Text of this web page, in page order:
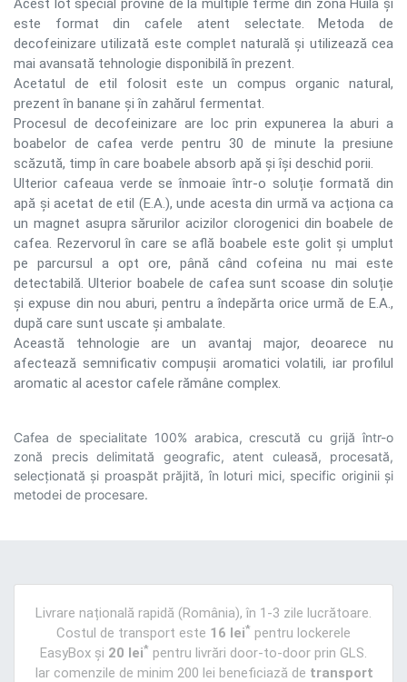
Acest lot special provine de la multiple ferme din zona Huila și
este format din cafele atent selectate. Metoda de
decofeinizare utilizată este complet naturală și utilizează cea
mai avansată tehnologie disponibilă în prezent.
Acetatul de etil folosit este un compus organic natural,
prezent în banane și în zahărul fermentat.
Procesul de decofeinizare are loc prin expunerea la aburi a
boabelor de cafea verde pentru 30 de minute la presiune
scăzută, timp în care boabele absorb apă și își deschid porii.
Ulterior cafeaua verde se înmoaie într-o soluție formată din
apă și acetat de etil (E.A.), unde acesta din urmă va acționa ca
un magnet asupra sărurilor acizilor clorogenici din boabele de
cafea. Rezervorul în care se află boabele este golit și umplut
pe parcursul a opt ore, până când cofeina nu mai este
detectabilă. Ulterior boabele de cafea sunt scoase din soluție
și expuse din nou aburi, pentru a îndepărta orice urmă de E.A.,
după care sunt uscate și ambalate.
Această tehnologie are un avantaj major, deoarece nu
afectează semnificativ compușii aromatici volatili, iar profilul
aromatic al acestor cafele rămâne complex.
Cafea de specialitate 100% arabica, crescută cu grijă într-o
zonă precis delimitată geografic, atent culeasă, procesată,
selecționată și proaspăt prăjită, în loturi mici, specific originii și
metodei de procesare.
Livrare națională rapidă (România), în 1-3 zile lucrătoare.
Costul de transport este 16 lei* pentru lockerele
EasyBox și 20 lei* pentru livrări door-to-door prin GLS.
Iar comenzile de minim 200 lei beneficiază de transport